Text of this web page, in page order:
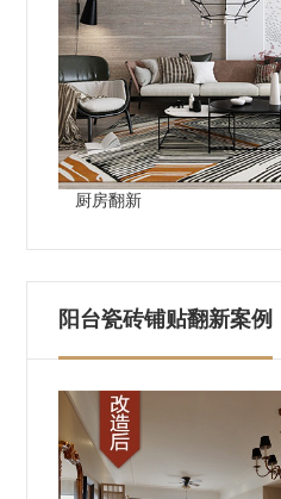
厨房翻新
阳台瓷砖铺贴翻新案例